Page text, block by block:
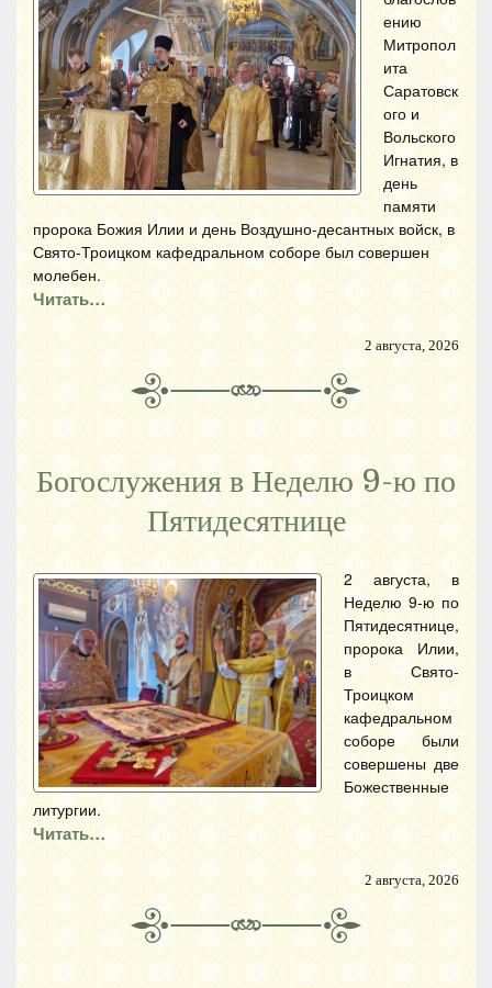
ению
Митропол
ита
Саратовск
ого и
Вольского
Игнатия, в
день
памяти
пророка Божия Илии и день Воздушно-десантных войск, в
Свято-Троицком кафедральном соборе был совершен
молебен.
Читать…
2 августа, 2026
Богослужения в Неделю 9-ю по
Пятидесятнице
2 августа, в
Неделю 9-ю по
Пятидесятнице,
пророка Илии,
в Свято-
Троицком
кафедральном
соборе были
совершены две
Божественные
литургии.
Читать…
2 августа, 2026